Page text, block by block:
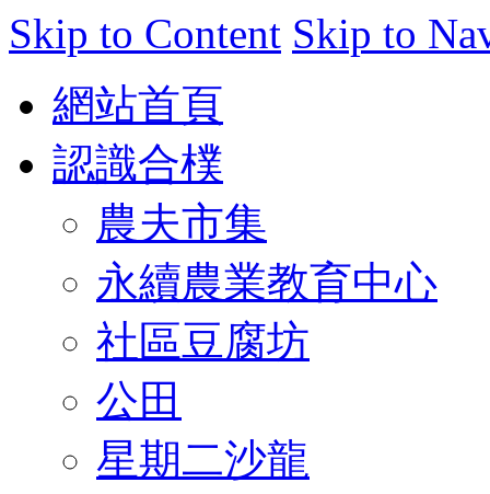
Skip to Content Skip to
網站首頁
認識合樸
農夫市集
永續農業教育中心
社區豆腐坊
公田
星期二沙龍